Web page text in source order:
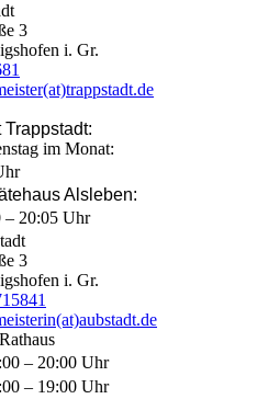
3
i. Gr.
Trappstadt:
im Monat:
Alsleben:
– 20:05 Uhr
3
i. Gr.
– 20:00 Uhr
– 19:00 Uhr